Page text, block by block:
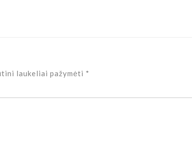
laukeliai pažymėti *